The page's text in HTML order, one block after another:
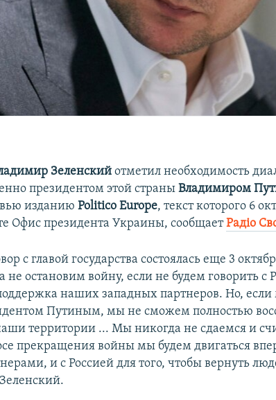
Зеленскийотметил необходимость
президентом этой страныВладимиром
изданиюPolitico Europe, текст которого 6
Офис президента Украины, сообщаетРадіо
с главой государства состоялась еще 3
остановим войну, если не будем говорить с
наших западных партнеров. Но,
Путиным, мы не сможем полностью
территории ... Мы никогда не сдаемся и
прекращения войны мы будем двигаться
и с Россией для того, чтобы вернуть